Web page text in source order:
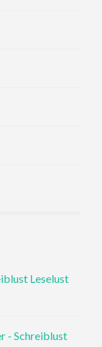
Leselust
- Schreiblust